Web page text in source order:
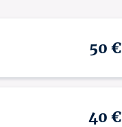
50 €
40 €